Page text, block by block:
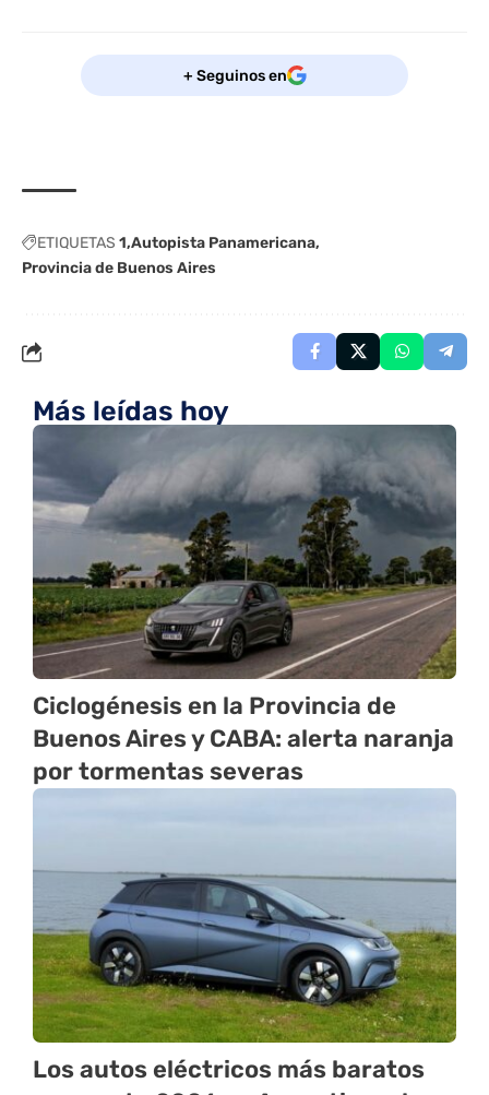
+ Seguinos en
ETIQUETAS 1 Autopista Panamericana
Provincia de Buenos Aires
Más leídas hoy
Ciclogénesis en la Provincia de
Buenos Aires y CABA: alerta naranja
por tormentas severas
Los autos eléctricos más baratos